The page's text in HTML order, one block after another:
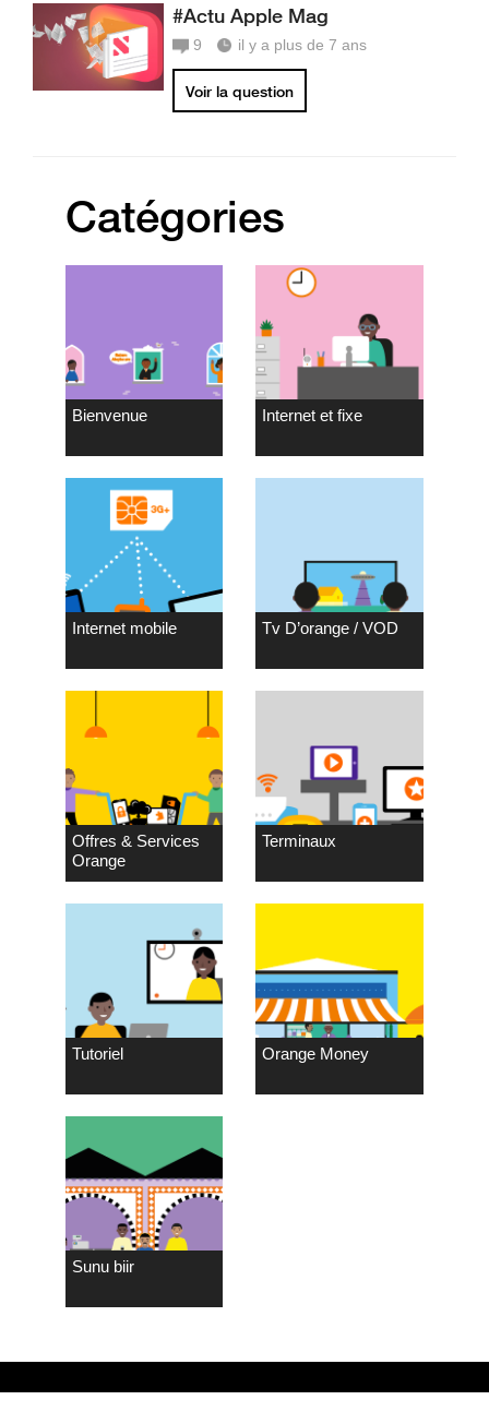
#Actu Apple Mag
9 il y a plus de 7 ans
Voir la question
Catégories
Bienvenue Internet et fixe
Internet mobile Tv D’orange / VOD
Offres & Services
Orange
Terminaux
Tutoriel Orange Money
Sunu biir